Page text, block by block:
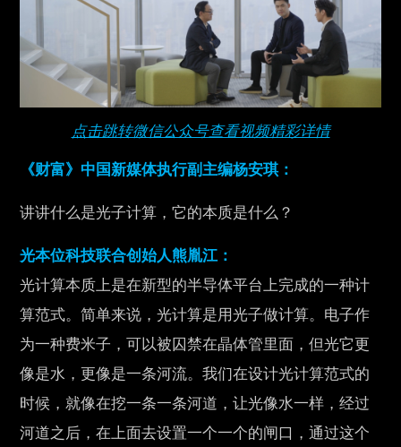
点击跳转微信公众号查看视频精彩详情
《财富》中国新媒体执行副主编杨安琪：
讲讲什么是光子计算，它的本质是什么？
光本位科技联合创始人熊胤江：
光计算本质上是在新型的半导体平台上完成的一种计
算范式。简单来说，光计算是用光子做计算。电子作
为一种费米子，可以被囚禁在晶体管里面，但光它更
像是水，更像是一条河流。我们在设计光计算范式的
时候，就像在挖一条一条河道，让光像水一样，经过
河道之后，在上面去设置一个一个的闸口，通过这个